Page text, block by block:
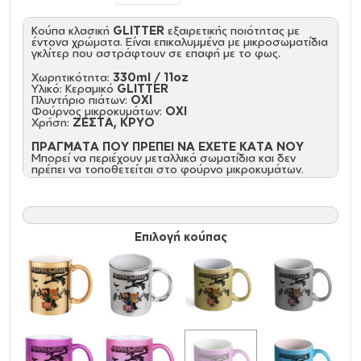
Κούπα κλασική GLITTER εξαιρετικής ποιότητας με
έντονα χρώματα. Είναι επικαλυμμένα με μικροσωματίδια
γκλίτερ που αστράφτουν σε επαφή με το φως.
Χωρητικότητα: 330ml / 11oz
Υλικό: Κεραμικό GLITTER
Πλυντήριο πιάτων: ΟΧΙ
Φούρνος μικροκυμάτων: ΟΧΙ
Χρήση: ΖΕΣΤΑ, ΚΡΥΟ
ΠΡΑΓΜΑΤΑ ΠΟΥ ΠΡΕΠΕΙ ΝΑ ΕΧΕΤΕ ΚΑΤΑ ΝΟΥ
Μπορεί να περιέχουν μεταλλικά σωματίδια και δεν
πρέπει να τοποθετείται στο φούρνο μικροκυμάτων.
Επιλογή κούπας